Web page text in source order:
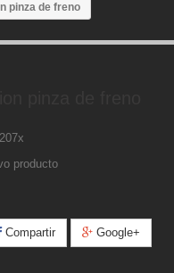
pinza de freno
producto
Compartir Google+